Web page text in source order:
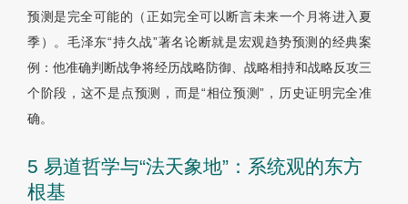
预测是完全可能的（正如完全可以断言未来一个月将进入夏
季）。毛泽东“持久战”著名论断就是宏观趋势预测的经典案
例：他准确判断战争将经历战略防御、战略相持和战略反攻三
个阶段，这不是点预测，而是“相位预测”，历史证明完全准
确。
5 易道哲学与“法天象地”：系统观的东方
根基